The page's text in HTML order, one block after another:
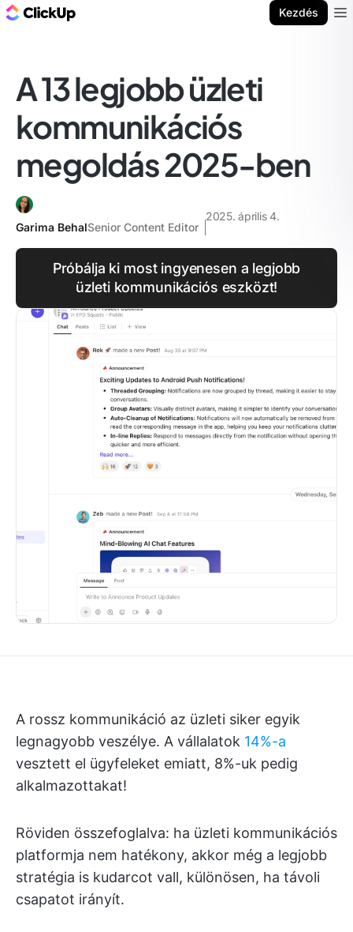
Kezdés
A 13 legjobb üzleti
kommunikációs
megoldás 2025-ben
Garima BehalSenior Content Editor
2025. április 4.
Próbálja ki most ingyenesen a legjobb
üzleti kommunikációs eszközt!
A rossz kommunikáció az üzleti siker egyik
legnagyobb veszélye. A vállalatok 14%-a
vesztett el ügyfeleket emiatt, 8%-uk pedig
alkalmazottakat!
Röviden összefoglalva: ha üzleti kommunikációs
platformja nem hatékony, akkor még a legjobb
stratégia is kudarcot vall, különösen, ha távoli
csapatot irányít.